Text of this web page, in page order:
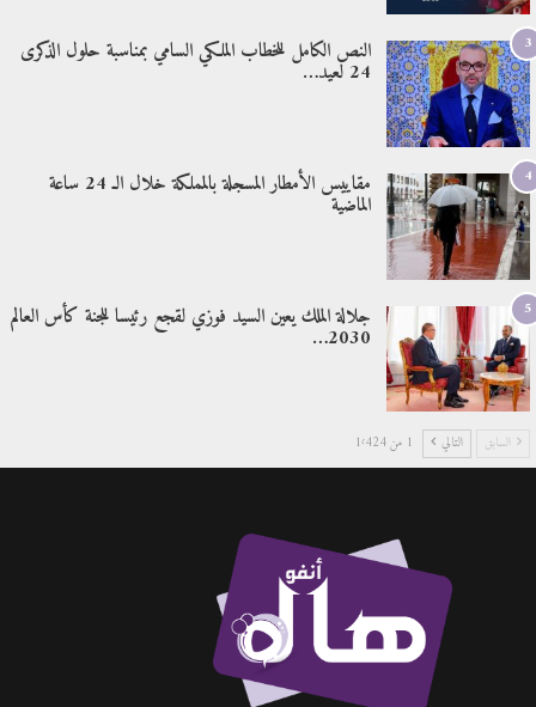
3 النص الكامل للخطاب الملكي السامي بمناسبة حلول الذكرى
24 لعيد…
4 مقاييس الأمطار المسجلة بالمملكة خلال الـ 24 ساعة
الماضية
5 جلالة الملك يعين السيد فوزي لقجع رئيسا للجنة كأس العالم
2030…
السابق التالي 1 من 1٬424